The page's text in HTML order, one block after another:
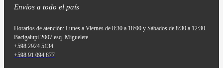
Envíos a todo el país
Horarios de atención: Lunes a Viernes de 8:30 a 18:00 y Sábados de 8:30 a 12:30
Bacigalupi 2007 esq. Miguelete
+598 2924 5134
+598 91 094 877